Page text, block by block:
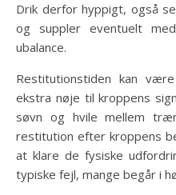
Drik derfor hyppigt, også
og suppler eventuelt
ubalance.
Restitutionstiden kan
ekstra nøje til kroppens
søvn og hvile mellem
restitution efter kroppens
at klare de fysiske
typiske fejl, mange begår i